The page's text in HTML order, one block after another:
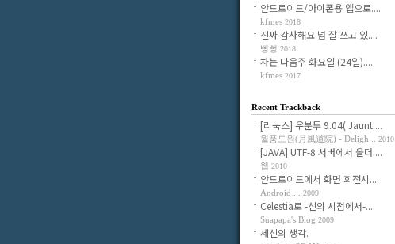
안드로이드/아이폰용 앱으로....
kfmes 2018
진짜 감사해요 넘 잘 쓰고 있....
삥뻥 2018
차는 다음주 화요일 (24일)....
kfmes 2017
Recent Trackback
[리눅스] 우분투 9.04( Jaunt....
월풍도원(月風道院) - Deligh... 2010
[JAVA] UTF-8 서버에서 올더....
웹 2010
안드로이드에서 화면 회전시....
Android ... 2009
Celestia로 -신의 시점에서-....
Suapapa's Blog 2009
세신의 생각.